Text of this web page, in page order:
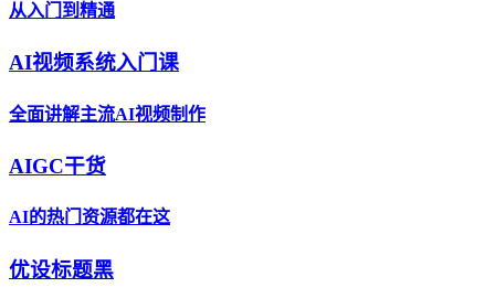
从入门到精通
AI视频系统入门课
全面讲解主流AI视频制作
AIGC干货
AI的热门资源都在这
优设标题黑